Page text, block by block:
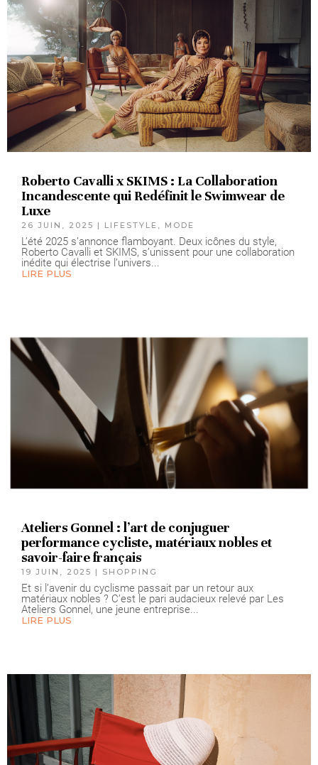
Roberto Cavalli x SKIMS : La Collaboration
Incandescente qui Redéfinit le Swimwear de
Luxe
26 JUIN, 2025 | LIFESTYLE , MODE
L’été 2025 s’annonce flamboyant. Deux icônes du style,
Roberto Cavalli et SKIMS, s’unissent pour une collaboration
inédite qui électrise l’univers...
LIRE PLUS
Ateliers Gonnel : l’art de conjuguer
performance cycliste, matériaux nobles et
savoir-faire français
19 JUIN, 2025 | SHOPPING
Et si l’avenir du cyclisme passait par un retour aux
matériaux nobles ? C’est le pari audacieux relevé par Les
Ateliers Gonnel, une jeune entreprise...
LIRE PLUS